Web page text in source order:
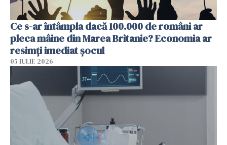
Ce s-ar întâmpla dacă 100.000 de români ar
pleca mâine din Marea Britanie? Economia ar
resimți imediat șocul
05 IULIE 2026